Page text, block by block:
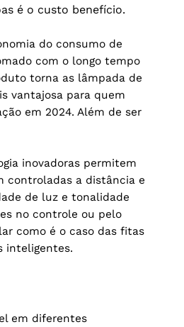
é o custo benefício.
do consumo de
com o longo tempo
torna as lâmpada de
vantajosa para quem
em 2024. Além de ser
inovadoras permitem
controladas a distância e
de luz e tonalidade
no controle ou pelo
como é o caso das fitas
inteligentes.
em diferentes